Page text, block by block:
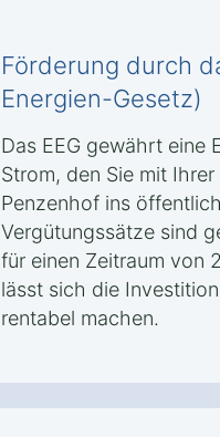
Förderung durch
Energien-Gesetz)
Das EEG gewährt eine
Strom, den Sie mit
Penzenhof ins
Vergütungssätze sind
für einen Zeitraum von
lässt sich die
rentabel machen.